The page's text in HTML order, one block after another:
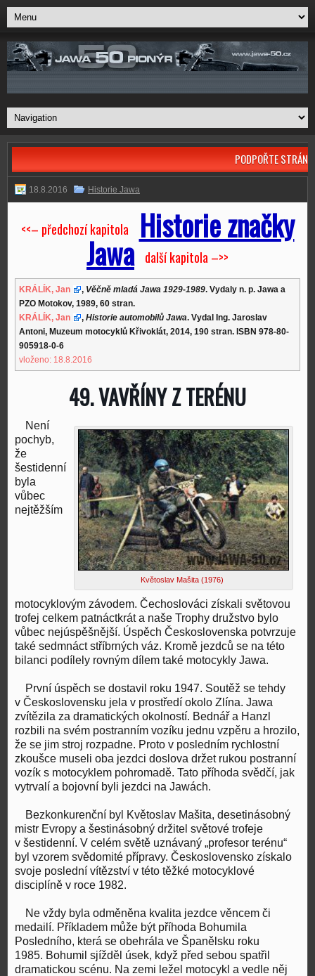
PODPOŘTE
18.8.2016 Historie Jawa
<<– předchozí kapitola Historie značky
Jawa další kapitola –>>
KRÁLÍK, Jan , Věčně mladá Jawa 1929-1989. Vydaly n. p. Jawa a
PZO Motokov, 1989, 60 stran.
KRÁLÍK, Jan
, Historie automobilů Jawa. Vydal Ing. Jaroslav
Antoni, Muzeum motocyklů Křivoklát, 2014, 190 stran. ISBN 978-80-
905918-0-6
vloženo: 18.8.2016
49. VAVŘÍNY Z TERÉNU
Květoslav Mašita (1976)
Není
pochyb,
že
šestidenní
byla
vůbec
nejtěžším
motocyklovým závodem. Čechoslováci získali světovou
trofej celkem patnáctkrát a naše Trophy družstvo bylo
vůbec nejúspěšnější. Úspěch Československa potvrzuje
také sedmnáct stříbrných váz. Kromě jezdců se na této
bilanci podílely rovným dílem také motocykly Jawa.
První úspěch se dostavil roku 1947. Soutěž se tehdy
v Československu jela v prostředí okolo Zlína. Jawa
zvítězila za dramatických okolností. Bednář a Hanzl
rozbili na svém postranním vozíku jednu vzpěru a hrozilo,
že se jim stroj rozpadne. Proto v posledním rychlostní
zkoušce museli oba jezdci doslova držet rukou postranní
vozík s motocyklem pohromadě. Tato příhoda svědčí, jak
vytrvalí a bojovní byli jezdci na Jawách.
Bezkonkurenční byl Květoslav Mašita, desetinásobný
mistr Evropy a šestinásobný držitel světové trofeje
v šestidenní. V celém světě uznávaný „profesor terénu“
byl vzorem svědomité přípravy. Československo získalo
svoje poslední vítězství v této těžké motocyklové
disciplíně v roce 1982.
Ne vždy byla odměněna kvalita jezdce věncem či
medailí. Příkladem může být příhoda Bohumila
Posledního, která se obehrála ve Španělsku roku
1985. Bohumil sjížděl úsek, když před sebou spatřil
dramatickou scénu. Na zemi ležel motocykl a vedle něj